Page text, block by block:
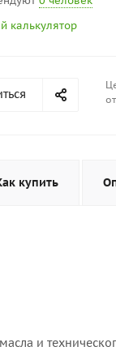
калькулятор
купить
и